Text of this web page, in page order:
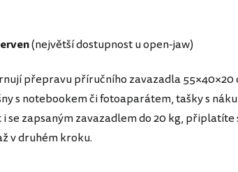
(největší dostupnost u open-jaw)
přepravu příručního zavazadla 55×40×20
s notebookem či fotoaparátem, tašky s
se zapsaným zavazadlem do 20 kg, připlatíte
v druhém kroku.